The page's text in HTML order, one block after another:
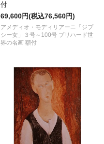
付
69,600円(税込76,560円)
アメディオ・モディリアーニ「ジプ
シー女」３号～100号 プリハード世
界の名画 額付